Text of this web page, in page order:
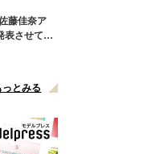
藤佳奈ア
表させてい
っとみる